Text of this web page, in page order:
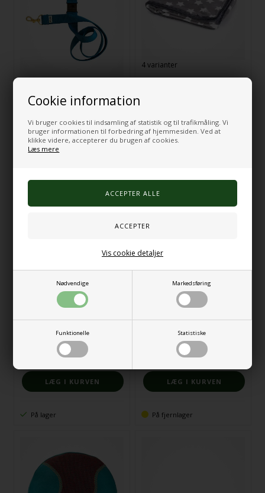
Cookie information
Vi bruger cookies til indsamling af statistik og til trafikmåling. Vi
bruger informationen til forbedring af hjemmesiden. Ved at
klikke videre, accepterer du brugen af cookies.
Læs mere
Nødvendige Markedsføring
Funktionelle Statistiske
Vis cookie detaljer
226,00 DKK
4 varianter
Betræk til 130x150cm Børne-
VÆLG VARIANT
Betræk til inmuRHYTHM
DKK
På lager
DKK
På fjernlager